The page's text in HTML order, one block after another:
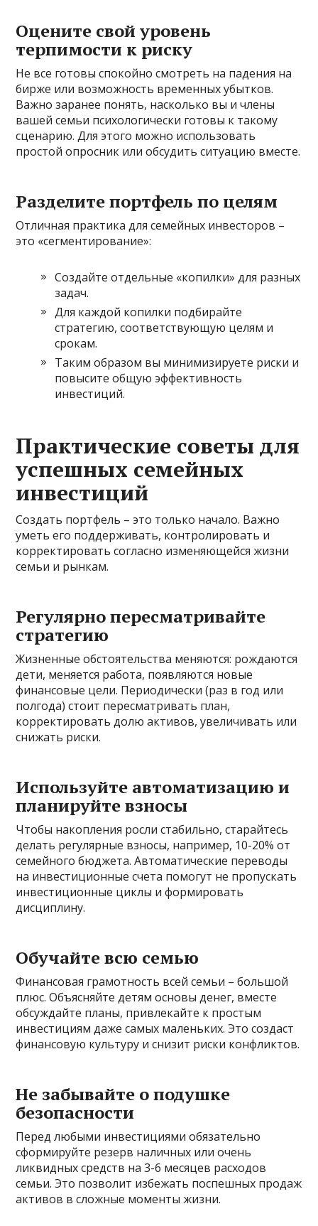
Оцените свой уровень
терпимости к риску
Не все готовы спокойно смотреть на падения на
бирже или возможность временных убытков.
Важно заранее понять, насколько вы и члены
вашей семьи психологически готовы к такому
сценарию. Для этого можно использовать
простой опросник или обсудить ситуацию вместе.
Разделите портфель по целям
Отличная практика для семейных инвесторов –
это «сегментирование»:
Создайте отдельные «копилки» для разных
задач.
Для каждой копилки подбирайте
стратегию, соответствующую целям и
срокам.
Таким образом вы минимизируете риски и
повысите общую эффективность
инвестиций.
Практические советы для
успешных семейных
инвестиций
Создать портфель – это только начало. Важно
уметь его поддерживать, контролировать и
корректировать согласно изменяющейся жизни
семьи и рынкам.
Регулярно пересматривайте
стратегию
Жизненные обстоятельства меняются: рождаются
дети, меняется работа, появляются новые
финансовые цели. Периодически (раз в год или
полгода) стоит пересматривать план,
корректировать долю активов, увеличивать или
снижать риски.
Используйте автоматизацию и
планируйте взносы
Чтобы накопления росли стабильно, старайтесь
делать регулярные взносы, например, 10-20% от
семейного бюджета. Автоматические переводы
на инвестиционные счета помогут не пропускать
инвестиционные циклы и формировать
дисциплину.
Обучайте всю семью
Финансовая грамотность всей семьи – большой
плюс. Объясняйте детям основы денег, вместе
обсуждайте планы, привлекайте к простым
инвестициям даже самых маленьких. Это создаст
финансовую культуру и снизит риски конфликтов.
Не забывайте о подушке
безопасности
Перед любыми инвестициями обязательно
сформируйте резерв наличных или очень
ликвидных средств на 3-6 месяцев расходов
семьи. Это позволит избежать поспешных продаж
активов в сложные моменты жизни.